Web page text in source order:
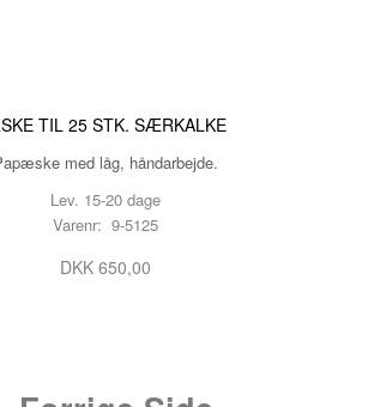
TIL 25 STK. SÆRKALKE
med låg, håndarbejde.
Lev. 15-20 dage
Varenr: 9-5125
DKK 650,00